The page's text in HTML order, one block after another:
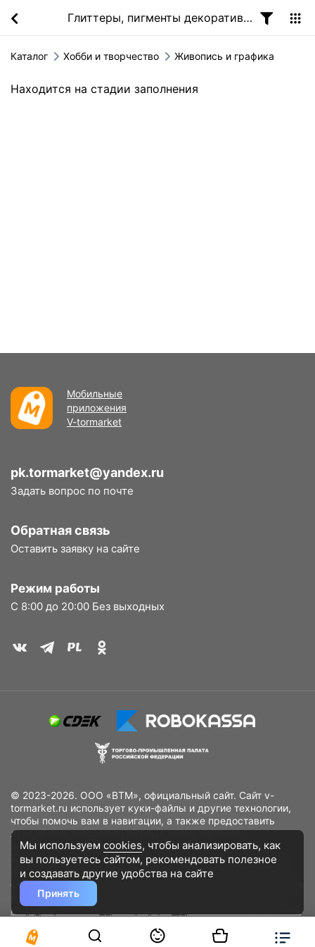
Глиттеры, пигменты декоративные
Каталог Хобби и творчество Живопись и графика
Находится на стадии заполнения
Мобильные
приложения
V-tormarket
pk.tormarket@yandex.ru
Задать вопрос по почте
Обратная связь
Оставить заявку на сайте
Режим работы
С 8:00 до 20:00 Без выходных
© 2023-2026. ООО «ВТМ», официальный сайт. Сайт v-
tormarket.ru использует куки-файлы и другие технологии,
чтобы помочь вам в навигации, а также предоставить
лучший пользовательский опыт, анализировать
использование наших продуктов и услуг, повысить
качество рекламных и маркетинговых активностей. Если
Вы не хотите, чтобы Ваши пользовательские данные
обрабатывались, пожалуйста, ограничьте их использование
в своём браузере.
конфиденциальности
Разработано DST Global
Мы используем cookies, чтобы анализировать, как
вы пользуетесь сайтом, рекомендовать полезное
и создавать другие удобства на сайте
Принять